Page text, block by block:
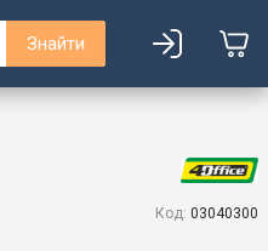
Знайти
Код: 03040300